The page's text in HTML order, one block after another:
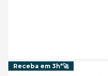
Receba em 3h*🚀